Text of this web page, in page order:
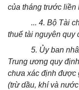
của tháng trước liền
... 4. Bộ Tài
thuế tài nguyên quy
5. Ủy ban
Trung ương quy
chưa xác định được
(trừ dầu, khí và